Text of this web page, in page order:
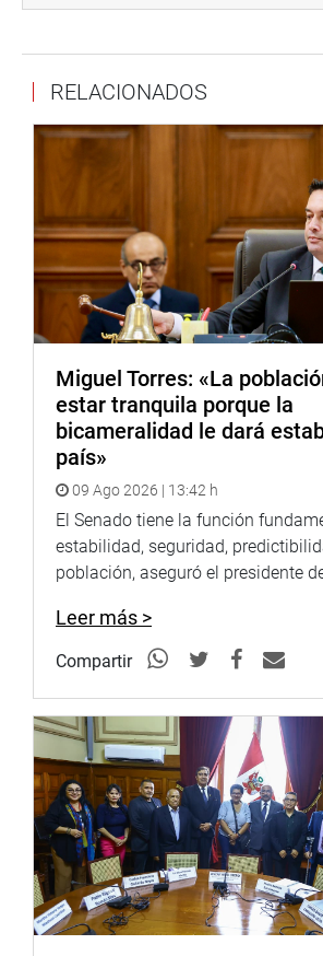
acreditación del pago del servicio,
por el usuario al pago previo de la
En seguida, el parlamentario Wilson
presidente de la Comisión de Defensa
Organismos Reguladores de los
sustentó también su dictamen
señalando que el texto presentado
Energía y Minas mantiene el mismo
importante ley beneficiará a los
peruanos”, finalizó.
OFICINA DE COMUNICACIONES E
INSTITUCIONAL
RELACIONADOS
Miguel Torres: «La
estar tranquila porque la
bicameralidad le dará
país»
09 Ago 2026 | 13:42 h
El Senado tiene la función
estabilidad, seguridad,
población, aseguró el presidente
Leer más >
Compartir